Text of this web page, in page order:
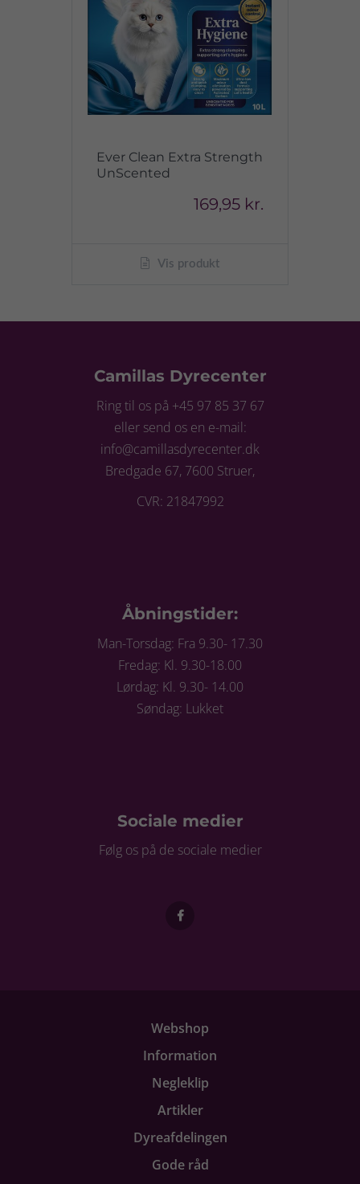
Ever Clean Extra Strength
UnScented
169,95 kr.
Vis produkt
Camillas Dyrecenter
Ring til os på +45 97 85 37 67
eller send os en e-mail:
info@camillasdyrecenter.dk
Bredgade 67, 7600 Struer,
CVR: 21847992
Åbningstider:
Man-Torsdag: Fra 9.30- 17.30
Fredag: Kl. 9.30-18.00
Lørdag: Kl. 9.30- 14.00
Søndag: Lukket
Sociale medier
Følg os på de sociale medier
Webshop
Information
Negleklip
Artikler
Dyreafdelingen
Gode råd